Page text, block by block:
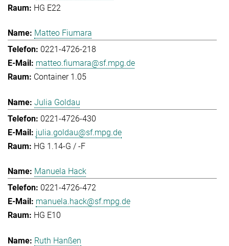
HG E22
Matteo Fiumara
0221-4726-218
matteo.fiumara@sf.mpg.de
Container 1.05
Julia Goldau
0221-4726-430
julia.goldau@sf.mpg.de
HG 1.14-G / -F
Manuela Hack
0221-4726-472
manuela.hack@sf.mpg.de
HG E10
Ruth Hanßen